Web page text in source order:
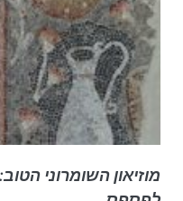
מוזיאון השומרוני